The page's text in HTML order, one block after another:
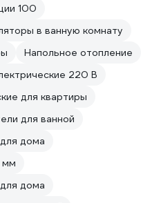
100
в ванную комнату
Напольное отопление
220 В
для квартиры
для ванной
дома
мм
дома